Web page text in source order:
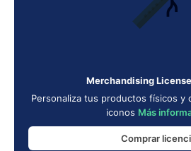
Merchandising License
Personaliza tus productos físicos y
iconos Más
Comprar